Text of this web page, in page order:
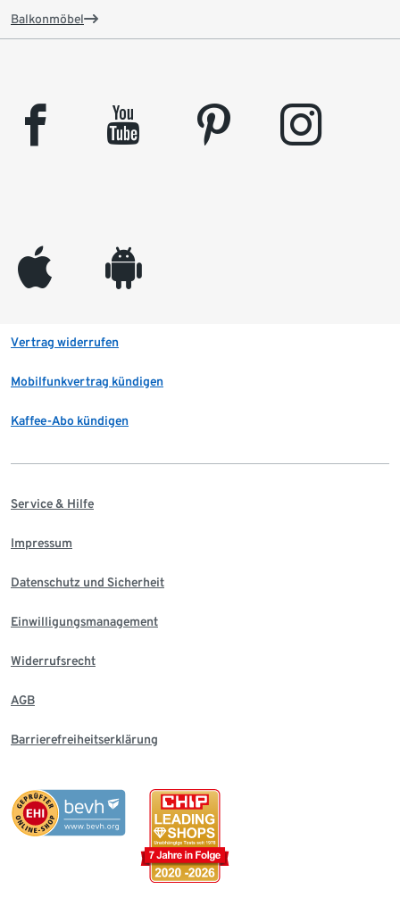
Balkonmöbel
facebook youtube pinterest instagram
appleinc android
Vertrag widerrufen
Mobilfunkvertrag kündigen
Kaffee-Abo kündigen
Service & Hilfe
Impressum
Datenschutz und Sicherheit
Einwilligungsmanagement
Widerrufsrecht
AGB
Barrierefreiheitserklärung